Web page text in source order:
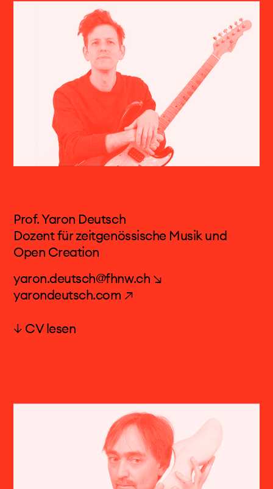
Unterrichtstätigkeit am Elektronischen Studio
der Hochschule für Musik FHNW realisiert er
Kunst-, Musik- und Medienprojekte in den
Bereichen Neue Musik, Theater, (Klang)-
Installation und elektroakustische
Improvisation.
Prof. Yaron Deutsch
Dozent für zeitgenössische Musik und
Open Creation
yaron.deutsch@fhnw.ch ↘
yarondeutsch.com ↗
Prof. Yaron Deutsch
Leiter des Quartetts Nikel und häufig zu Gast
bei den bekanntesten europäischen Ensembles
und Orchestern im Bereich der
zeitgenössischen Musik. Er spielt regelmässig
mit den Ensembles Klangforum Wien und
↓ CV lesen